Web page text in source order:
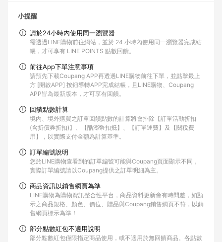
小提醒
請於24小時內使用同一瀏覽器
需透過LINE購物前往網站，並於 24 小時內使用同一瀏覽器完成結
帳，才可享有 LINE POINTS 點數回饋。
前往App下單注意事項
請預先下載Coupang APP再透過LINE購物前往下單，並點擊最上
方 [開啟APP] 按鈕導轉APP完成結帳，且LINE購物、Coupang
APP皆為最新版本，才可享有回饋。
回饋點數計算
境內、境外購買之訂單回饋點數的計算將會排除【訂單活動折扣
(含折價券折扣)】、【酷澎幣扣抵】、【訂單運費】及【關稅費
用】，以實際支付金額為計算基準。
訂單編號說明
您於LINE購物查看到的訂單編號可能與Coupang頁面顯示不同，
實際訂單編號請以Coupang提供之訂單明細為主。
商品資訊以銷售網頁為準
LINE購物為購物資訊整合性平台，商品資料更新會有時間差，如顯
示之商品規格、顏色、價位、贈品與Coupang銷售網頁不符，以銷
售網頁標示為準！
部分點數紅包不適用說明
部分點數紅包僅限指定商品使用，或不適用於無回饋商品。各點數